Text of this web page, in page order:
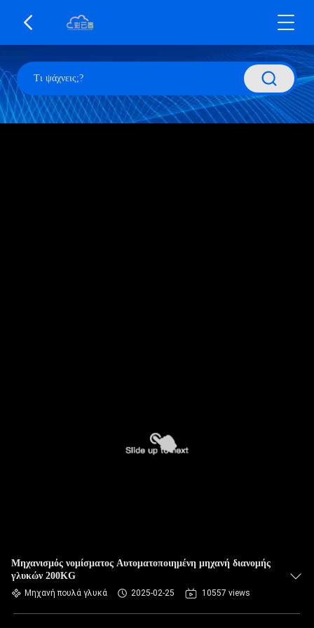
Μηχανισμός νομίσματος Αυτοματοποιημένη μηχανή διανομής
γλυκών 200KG
Μηχανή πουλά γλυκά 2025-02-25 10557 views